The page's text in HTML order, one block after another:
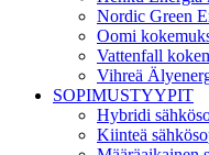
Nordic Green
Oomi
Vattenfall
Vihreä
SOPIMUSTYYPIT
Hybridi
Kiinteä